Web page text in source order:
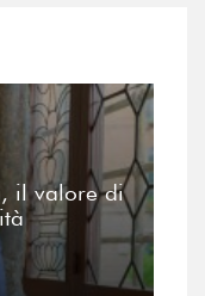
il valore di